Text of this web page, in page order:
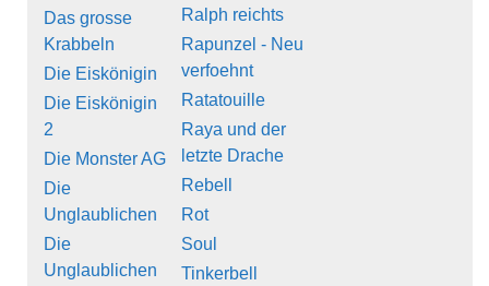
Das grosse
Krabbeln
Die Eiskönigin
Die Eiskönigin
2
Die Monster AG
Die
Unglaublichen
Die
Unglaublichen
Ralph reichts
Rapunzel - Neu
verfoehnt
Ratatouille
Raya und der
letzte Drache
Rebell
Rot
Soul
Tinkerbell